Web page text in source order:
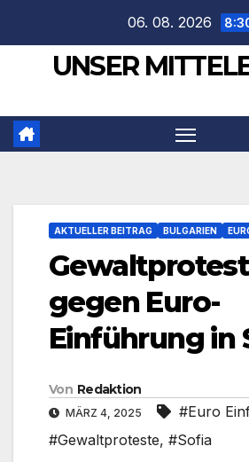
springen
06. 08. 2026
UNSER
AKTUELLER BEITRAG BULGARIEN
gegen Euro-
Einführung in
Von Redaktion
MÄRZ 4, 2025 #Euro
#Gewaltproteste, #Sofia